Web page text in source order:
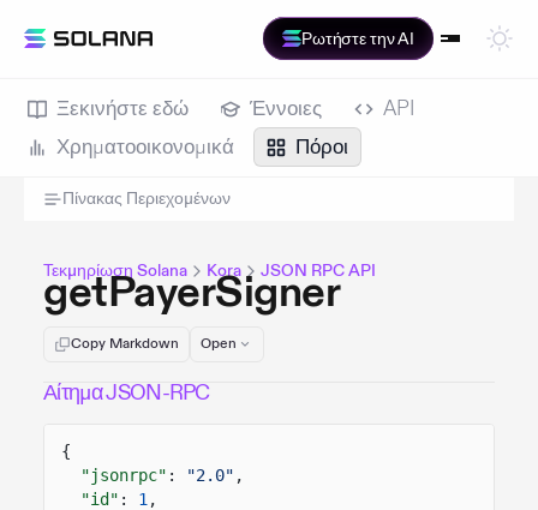
Ρωτήστε την AI
Ξεκινήστε εδώ Έννοιες
API
Χρηματοοικονομικά
Πόροι
Πίνακας Περιεχομένων
Τεκμηρίωση Solana Kora JSON RPC API
getPayerSigner
Copy Markdown Open
Αίτημα JSON-RPC
{
"jsonrpc" : "2.0" ,
"id" : 1 ,